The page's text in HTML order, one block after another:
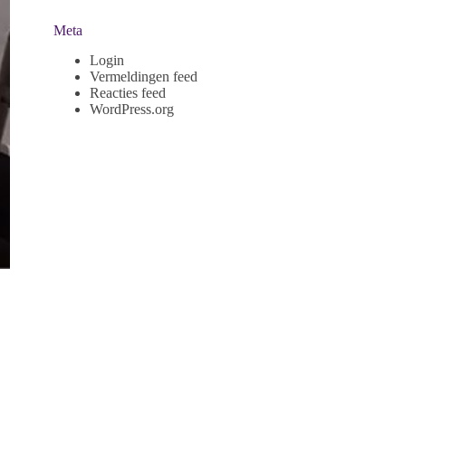
Meta
Login
Vermeldingen feed
Reacties feed
WordPress.org